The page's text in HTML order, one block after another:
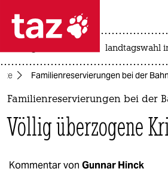
 taz zahl ich
taz zahl ich
politik
öko
landtagswahl
Familienreservierungen bei der
Familienreservierungen bei der
Völlig überzogene
Kommentar von Gunnar Hinck